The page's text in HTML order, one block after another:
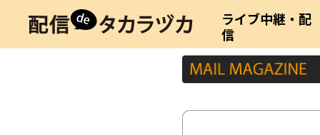
ライブ中継・配
信